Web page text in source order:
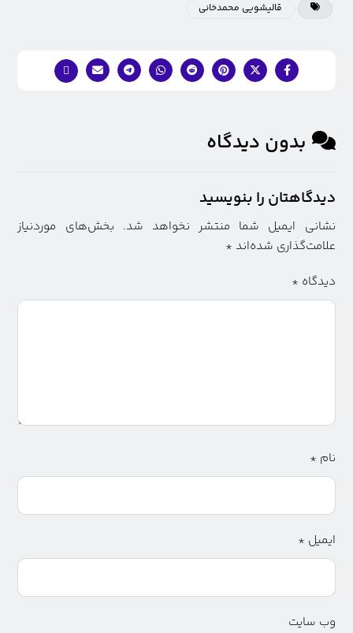
قالیشویی محمدخاني
بدون دیدگاه
دیدگاهتان را بنویسید
نشانی ایمیل شما منتشر نخواهد شد. بخش‌های موردنیاز
علامت‌گذاری شده‌اند *
دیدگاه *
نام *
ایمیل *
وب‌ سایت